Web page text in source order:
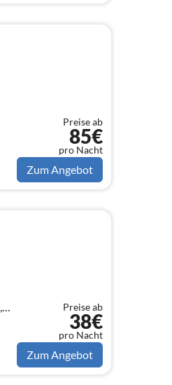
Preise ab
85€
pro Nacht
Zum Angebot
Preise ab
38€
pro Nacht
Zum Angebot